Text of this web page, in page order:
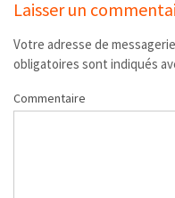
Laisser un
Votre adresse de
obligatoires sont indiqués
Commentaire